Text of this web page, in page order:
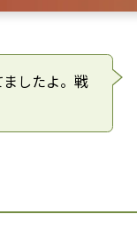
したよ。戦